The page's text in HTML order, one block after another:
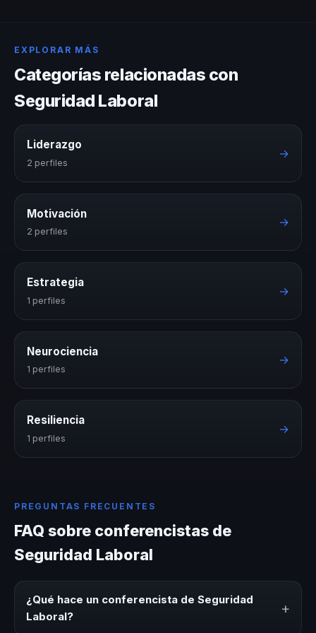
EXPLORAR MÁS
Categorías relacionadas con
Seguridad Laboral
Liderazgo
2 perfiles
→
Motivación
2 perfiles
→
Estrategia
1 perfiles
→
Neurociencia
1 perfiles
→
Resiliencia
1 perfiles
→
PREGUNTAS FRECUENTES
FAQ sobre conferencistas de
Seguridad Laboral
¿Qué hace un conferencista de Seguridad
Laboral?
+